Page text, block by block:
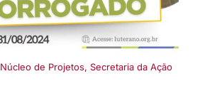
Núcleo de Projetos, Secretaria da Ação